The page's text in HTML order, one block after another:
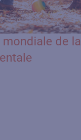
mondiale de la